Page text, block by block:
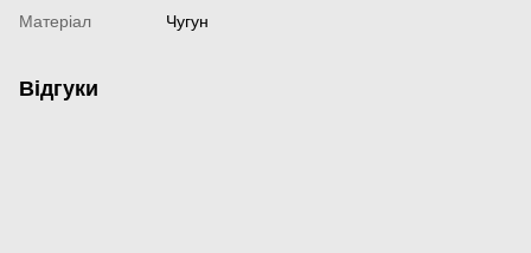
Матеріал Чугун
Відгуки